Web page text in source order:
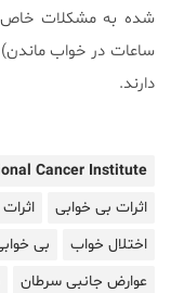
شده به مشکلات خاص
ساعات در خواب
دارند.
Cancer Institute
اثرات بی خوابی
اختلال خواب
بی
عوارض جانبی سرطان